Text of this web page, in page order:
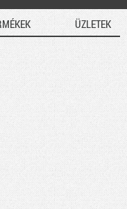
ÜZLETEK